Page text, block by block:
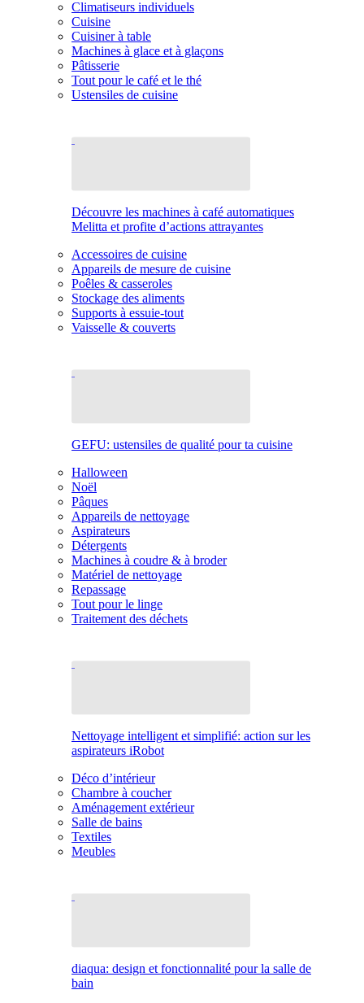
Climatiseurs individuels
Cuisine
Cuisiner à table
Machines à glace et à glaçons
Pâtisserie
Tout pour le café et le thé
Ustensiles de cuisine
Découvre les machines à café automatiques
Melitta et profite d’actions attrayantes
Accessoires de cuisine
Appareils de mesure de cuisine
Poêles & casseroles
Stockage des aliments
Supports à essuie-tout
Vaisselle & couverts
GEFU: ustensiles de qualité pour ta cuisine
Halloween
Noël
Pâques
Appareils de nettoyage
Aspirateurs
Détergents
Machines à coudre & à broder
Matériel de nettoyage
Repassage
Tout pour le linge
Traitement des déchets
Nettoyage intelligent et simplifié: action sur les
aspirateurs iRobot
Déco d’intérieur
Chambre à coucher
Aménagement extérieur
Salle de bains
Textiles
Meubles
diaqua: design et fonctionnalité pour la salle de
bain